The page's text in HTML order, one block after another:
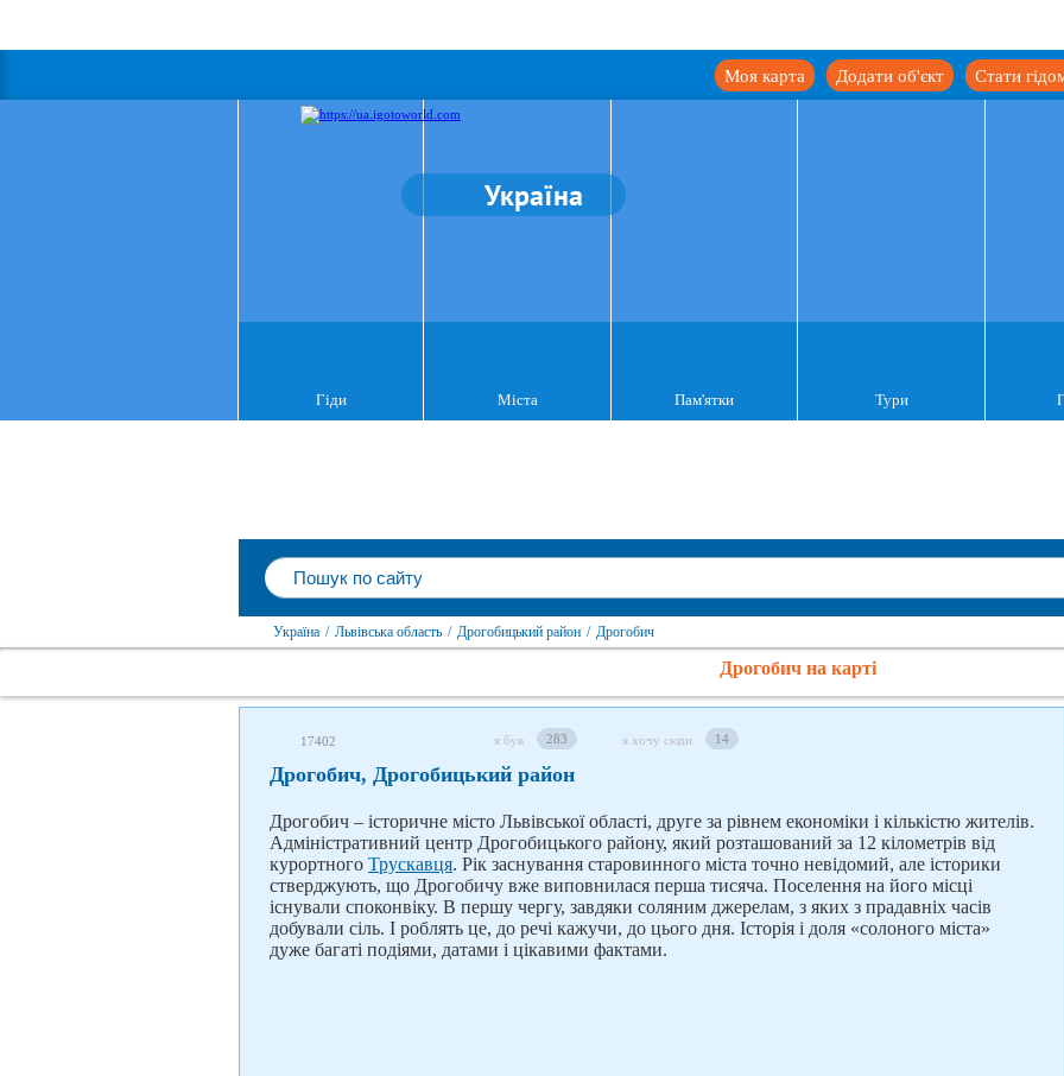
Стати
Додати об'єкт
Моя карта
Україна
Гіди Міста Пам'ятки Тури
Україна / Львівська область / Дрогобицький район / Дрогобич
Дрогобич на карті
17402 я був 283 я хочу сюди 14
Дрогобич, Дрогобицький район
Дрогобич – історичне місто Львівської області, друге за рівнем економіки і кількістю жителів.
Адміністративний центр Дрогобицького району, який розташований за 12 кілометрів від
курортного Трускавця. Рік заснування старовинного міста точно невідомий, але історики
стверджують, що Дрогобичу вже виповнилася перша тисяча. Поселення на його місці
існували споконвіку. В першу чергу, завдяки соляним джерелам, з яких з прадавніх часів
добували сіль. І роблять це, до речі кажучи, до цього дня. Історія і доля «солоного міста»
дуже багаті подіями, датами і цікавими фактами.